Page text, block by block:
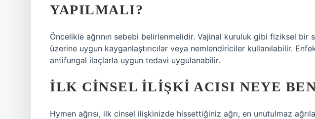
YAPILMALI?
Öncelikle ağrının sebebi belirlenmelidir. Vajinal kuruluk gibi fiziksel
üzerine uygun kayganlaştırıcılar veya nemlendiriciler kullanılabilir.
antifungal ilaçlarla uygun tedavi uygulanabilir.
İLK CINSEL ILIŞKI ACISI NEYE
Hymen ağrısı, ilk cinsel ilişkinizde hissettiğiniz ağrı, en unutulmaz